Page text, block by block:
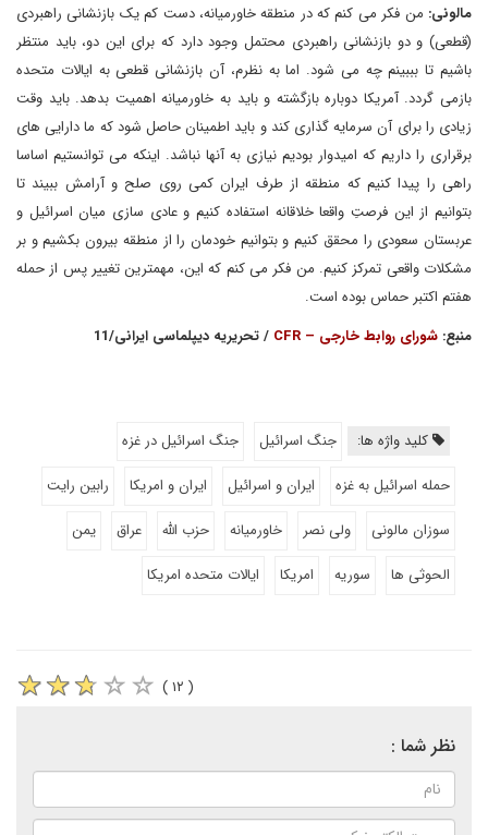
مالونی: من فکر می کنم که در منطقه خاورمیانه، دست کم یک بازنشانی راهبردی
(قطعی) و دو بازنشانی راهبردی محتمل وجود دارد که برای این دو، باید منتظر
باشیم تا بببینم چه می شود. اما به نظرم، آن بازنشانی قطعی به ایالات متحده
بازمی گردد. آمریکا دوباره بازگشته و باید به خاورمیانه اهمیت بدهد. باید وقت
زیادی را برای آن سرمایه گذاری کند و باید اطمینان حاصل شود که ما دارایی های
برقراری را داریم که امیدوار بودیم نیازی به آنها نباشد. اینکه می توانستیم اساسا
راهی را پیدا کنیم که منطقه از طرف ایران کمی روی صلح و آرامش ببیند تا
بتوانیم از این فرصتِ واقعا خلاقانه استفاده کنیم و عادی سازی میان اسرائیل و
عربستان سعودی را محقق کنیم و بتوانیم خودمان را از منطقه بیرون بکشیم و بر
مشکلات واقعی تمرکز کنیم. من فکر می کنم که این، مهمترین تغییر پس از حمله
هفتم اکتبر حماس بوده است.
منبع: شورای روابط خارجی – CFR / تحریریه دیپلماسی ایرانی/11
کلید واژه ها: جنگ اسرائیل
جنگ اسرائیل در غزه
حمله اسرائیل به غزه
ایران و اسرائیل ایران و امریکا
رابین رایت
سوزان مالونی
ولی نصر خاورمیانه حزب الله عراق
یمن
الحوثی ها
سوریه امریکا ایالات متحده امریکا
( ۱۲ )
نظر شما :